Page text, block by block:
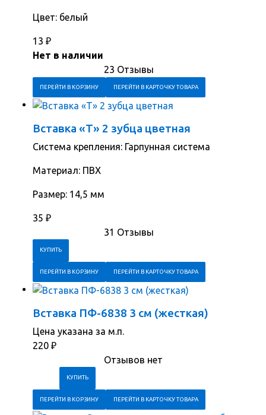
Цвет: белый
13 ₽
Нет в наличии
23 Отзывы
ПЕРЕЙТИ В КОРЗИНУ ПЕРЕЙТИ В КАРТОЧКУ ТОВАРА
Вставка «Т» 2 зубца цветная
Система крепления: Гарпунная система
Материал: ПВХ
Размер: 14,5 мм
35 ₽
31 Отзывы
ПЕРЕЙТИ В КОРЗИНУ ПЕРЕЙТИ В КАРТОЧКУ ТОВАРА
Вставка ПФ-6838 3 см (жесткая)
Цена указана за м.п.
220 ₽
Отзывов нет
ПЕРЕЙТИ В КОРЗИНУ ПЕРЕЙТИ В КАРТОЧКУ ТОВАРА